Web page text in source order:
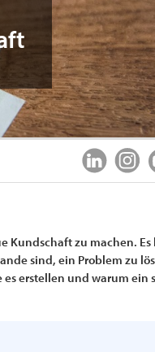
Kundschaft zu machen.
sind, ein Problem zu
erstellen und warum ein